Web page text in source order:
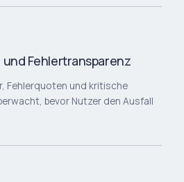
Fehlertransparenz
Fehlerquoten und kritische
bevor Nutzer den Ausfall